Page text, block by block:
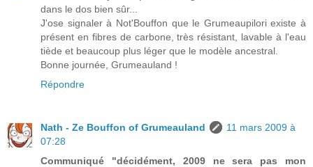
dans le dos bien sûr...
J'ose signaler à Not'Bouffon que le Grumeaupilori existe à
présent en fibres de carbone, très résistant, lavable à l'eau
tiède et beaucoup plus léger que le modèle ancestral.
Bonne journée, Grumeauland !
Répondre
Nath - Ze Bouffon of Grumeauland
11 mars 2009 à
07:28
Communiqué "décidément, 2009 ne sera pas mon